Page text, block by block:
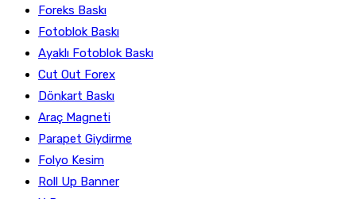
Foreks Baskı
Fotoblok Baskı
Ayaklı Fotoblok Baskı
Cut Out Forex
Dönkart Baskı
Araç Magneti
Parapet Giydirme
Folyo Kesim
Roll Up Banner